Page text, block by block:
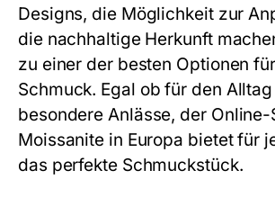
Designs, die Möglichkeit zur
die nachhaltige Herkunft
zu einer der besten Optionen
Schmuck. Egal ob für den
besondere Anlässe, der
Moissanite in Europa bietet für
das perfekte Schmuckstück.